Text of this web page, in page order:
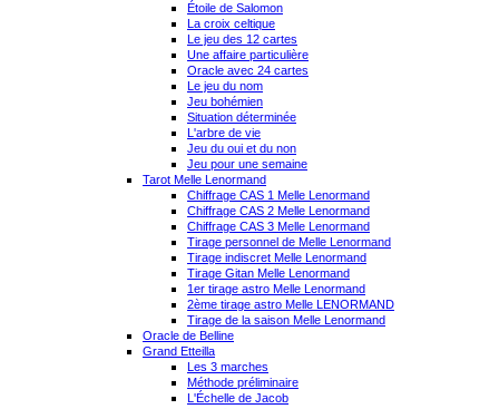
Étoile de Salomon
La croix celtique
Le jeu des 12 cartes
Une affaire particulière
Oracle avec 24 cartes
Le jeu du nom
Jeu bohémien
Situation déterminée
L'arbre de vie
Jeu du oui et du non
Jeu pour une semaine
Tarot Melle Lenormand
Chiffrage CAS 1 Melle Lenormand
Chiffrage CAS 2 Melle Lenormand
Chiffrage CAS 3 Melle Lenormand
Tirage personnel de Melle Lenormand
Tirage indiscret Melle Lenormand
Tirage Gitan Melle Lenormand
1er tirage astro Melle Lenormand
2ème tirage astro Melle LENORMAND
Tirage de la saison Melle Lenormand
Oracle de Belline
Grand Etteilla
Les 3 marches
Méthode préliminaire
L'Échelle de Jacob